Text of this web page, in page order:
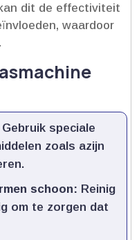
dit de effectiviteit
waardoor
Gebruik speciale
zoals azijn
schoon: Reinig
om te zorgen dat